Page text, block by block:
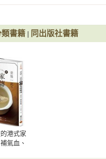
／077
類書籍 同出版社書籍
港式家
氣血、